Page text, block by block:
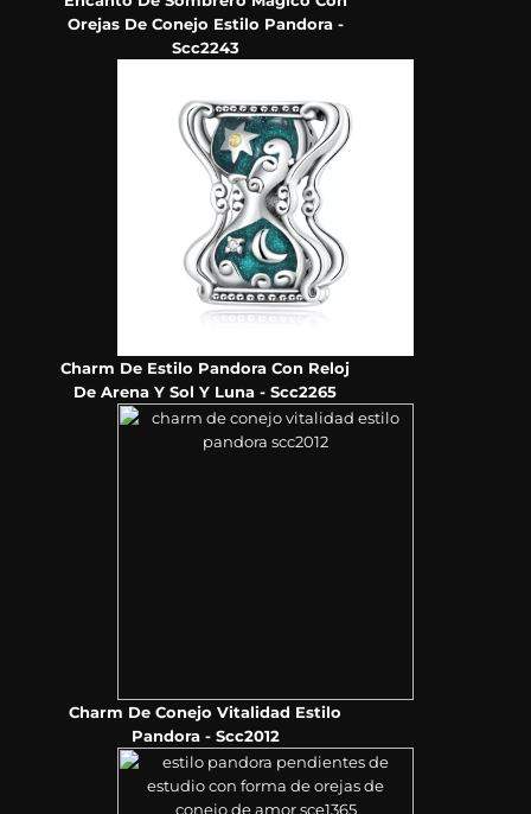
Orejas De Conejo Estilo Pandora -
Scc2243
Charm De Estilo Pandora Con Reloj
De Arena Y Sol Y Luna - Scc2265
Charm De Conejo Vitalidad Estilo
Pandora - Scc2012